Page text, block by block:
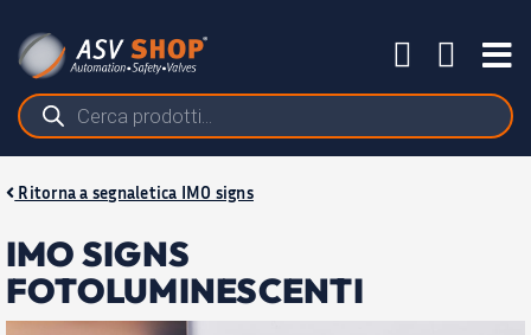
contenuto
Ricerca
prodotti
Ritorna a segnaletica IMO signs
IMO SIGNS
FOTOLUMINESCENTI